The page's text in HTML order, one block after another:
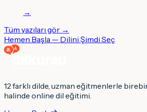
→
Tüm yazıları gör →
Hemen Başla — Dilini Şimdi Seç
12 farklı dilde, uzman eğitmenlerle
halinde online dil eğitimi.